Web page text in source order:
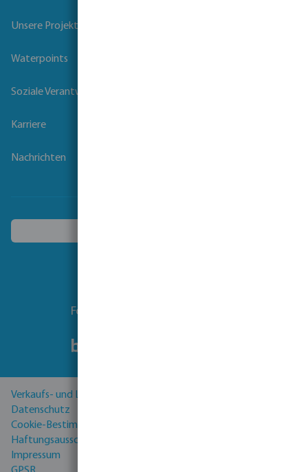
Unsere Projekte
Waterpoints
Soziale Verantwortung der Unternehmen
Karriere
Nachrichten
Folgen Sie uns
Verkaufs- und Lieferbedingungen
Datenschutz
Cookie-Bestimmungen
Haftungsausschluss
Impressum